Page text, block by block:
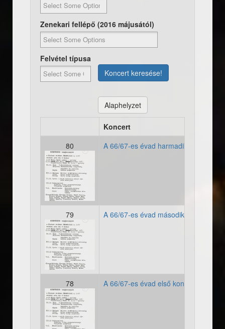
Zenekari fellépő (2016 májusától)
Felvétel típusa
Koncert keresése!
Alaphelyzet
Koncert
80
19660067_evad002.jpg
A 66/67-es évad harmadik koncertje
79
19660067_evad002.jpg
A 66/67-es évad második koncertje
78
19660067_evad002.jpg
A 66/67-es évad első koncertje